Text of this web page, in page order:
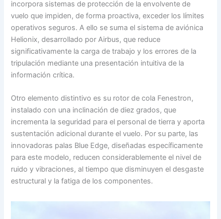
incorpora sistemas de protección de la envolvente de
vuelo que impiden, de forma proactiva, exceder los límites
operativos seguros. A ello se suma el sistema de aviónica
Helionix, desarrollado por Airbus, que reduce
significativamente la carga de trabajo y los errores de la
tripulación mediante una presentación intuitiva de la
información crítica.
Otro elemento distintivo es su rotor de cola Fenestron,
instalado con una inclinación de diez grados, que
incrementa la seguridad para el personal de tierra y aporta
sustentación adicional durante el vuelo. Por su parte, las
innovadoras palas Blue Edge, diseñadas específicamente
para este modelo, reducen considerablemente el nivel de
ruido y vibraciones, al tiempo que disminuyen el desgaste
estructural y la fatiga de los componentes.